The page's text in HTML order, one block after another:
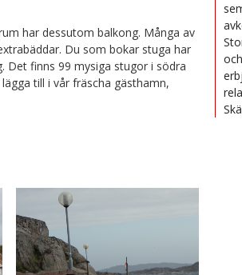
har dessutom balkong. Många av
Du som bokar stuga har
Det finns 99 mysiga stugor i södra
till i vår fräscha gästhamn,